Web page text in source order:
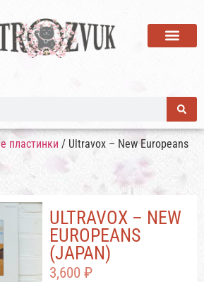
пластинки / Ultravox – New Europeans
ULTRAVOX – NEW
EUROPEANS
(JAPAN)
3,600 ₽